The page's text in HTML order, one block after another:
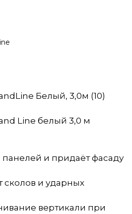
Белый, 3,0м (10)
Line белый 3,0 м
панелей и придаёт фасаду
сколов и ударных
вертикали при